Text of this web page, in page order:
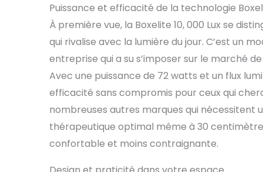
lumineuse
ans – La
pour
du travail
faible
d'automne
toutes les
fabriquées
lumineux
maximale.
être
Puissance et efficacité de la technologie
À première vue, la Boxelite 10, 000 Lux se
qui rivalise avec la lumière du jour. C’est un
entreprise qui a su s’imposer sur le marché
Avec une puissance de 72 watts et un flux
efficacité sans compromis pour ceux qui
nombreuses autres marques qui nécessitent
thérapeutique optimal même à 30
confortable et moins contraignante.